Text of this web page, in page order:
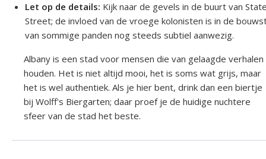
Let op de details: Kijk naar de gevels in de buurt van
Street; de invloed van de vroege kolonisten is in de
van sommige panden nog steeds subtiel aanwezig.
Albany is een stad voor mensen die van gelaagde verhalen
houden. Het is niet altijd mooi, het is soms wat grijs, maar
het is wel authentiek. Als je hier bent, drink dan een biertje
bij Wolff's Biergarten; daar proef je de huidige nuchtere
sfeer van de stad het beste.